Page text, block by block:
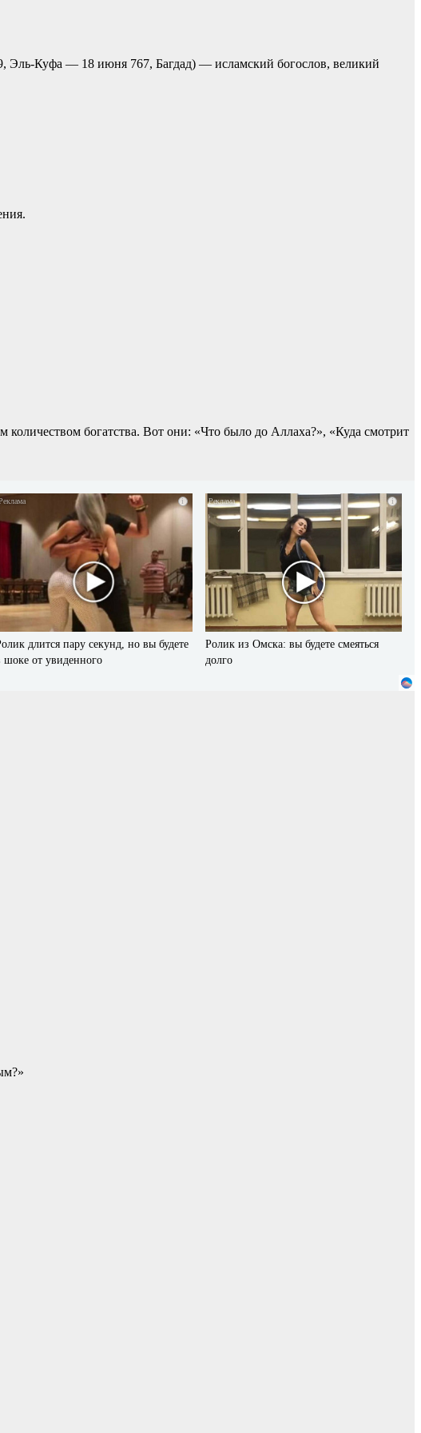
богатства. Вот они: «Что было до Аллаха?», «Куда смотрит
i
длится пару секунд, но вы будете
шоке от увиденного
i
Ролик из Омска: вы будете смеяться
долго